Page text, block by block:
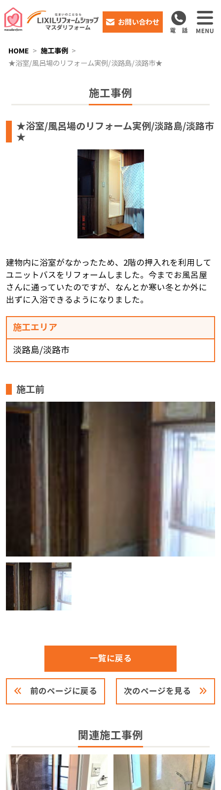
お問い合わせ
HOME
施工事例
★浴室/風呂場のリフォーム実例/淡路島/淡路市★
施工事例
★浴室/風呂場のリフォーム実例/淡路島/淡路市
★
建物内に浴室がなかったため、2階の押入れを利用して
ユニットバスをリフォームしました。今までお風呂屋
さんに通っていたのですが、なんとか寒い冬とか外に
出ずに入浴できるようになりました。
施工エリア
淡路島/淡路市
施工前
前のページに戻る
一覧に戻る
次のページを見る
関連施工事例